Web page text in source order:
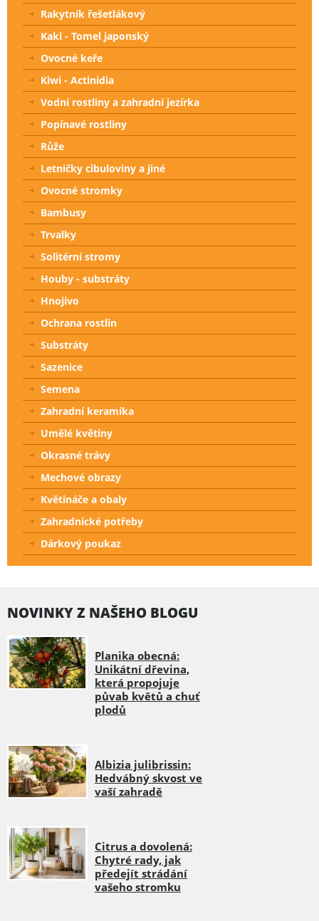
Rakytník řešetlákový
Kaki - Tomel japonský
Ovocné keře
Kiwi - Actinidia
Vodní rostliny a zahradní jezírka
Popínavé rostliny
Růže
Letničky cibuloviny a jiné
Ovocné stromky
Bambusy
Trvalky
Solitérní stromy
Houby - substráty
Hnojivo
Ochrana rostlin
Substráty
Sazenice
Semena
Zahradní keramika
Umělé květiny
Okrasné trávy
Mechové obrazy
Květináče a obaly
Zahradnické potřeby
Dárkový poukaz
NOVINKY Z NAŠEHO BLOGU
Planika obecná:
Unikátní dřevina,
která propojuje
půvab květů a chuť
plodů
Albizia julibrissin:
Hedvábný skvost ve
vaší zahradě
Citrus a dovolená:
Chytré rady, jak
předejít strádání
vašeho stromku